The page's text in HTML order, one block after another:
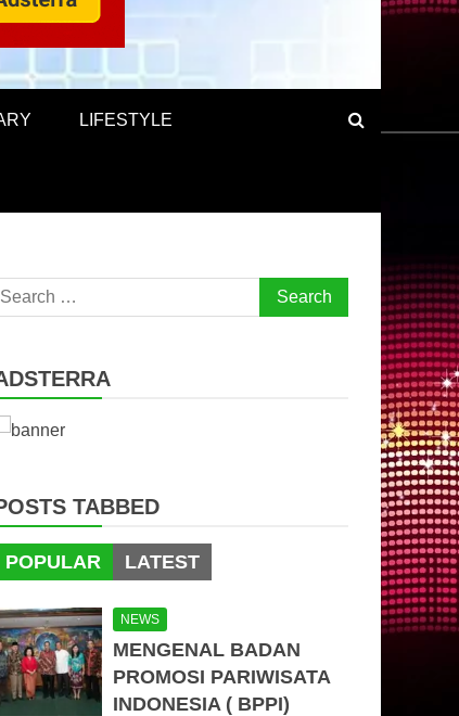
LIFESTYLE
Search
TABBED
POPULAR LATEST
NEWS
MENGENAL BADAN
PROMOSI PARIWISATA
INDONESIA ( BPPI)